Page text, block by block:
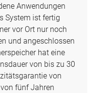
Anwendungen
System ist fertig
vor Ort nur noch
und angeschlossen
hat eine
von bis zu 30
von
fünf Jahren